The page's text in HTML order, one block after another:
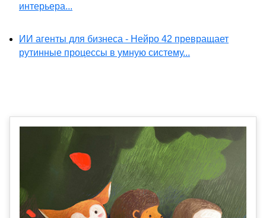
интерьера...
ИИ агенты для бизнеса - Нейро 42 превращает
рутинные процессы в умную систему...